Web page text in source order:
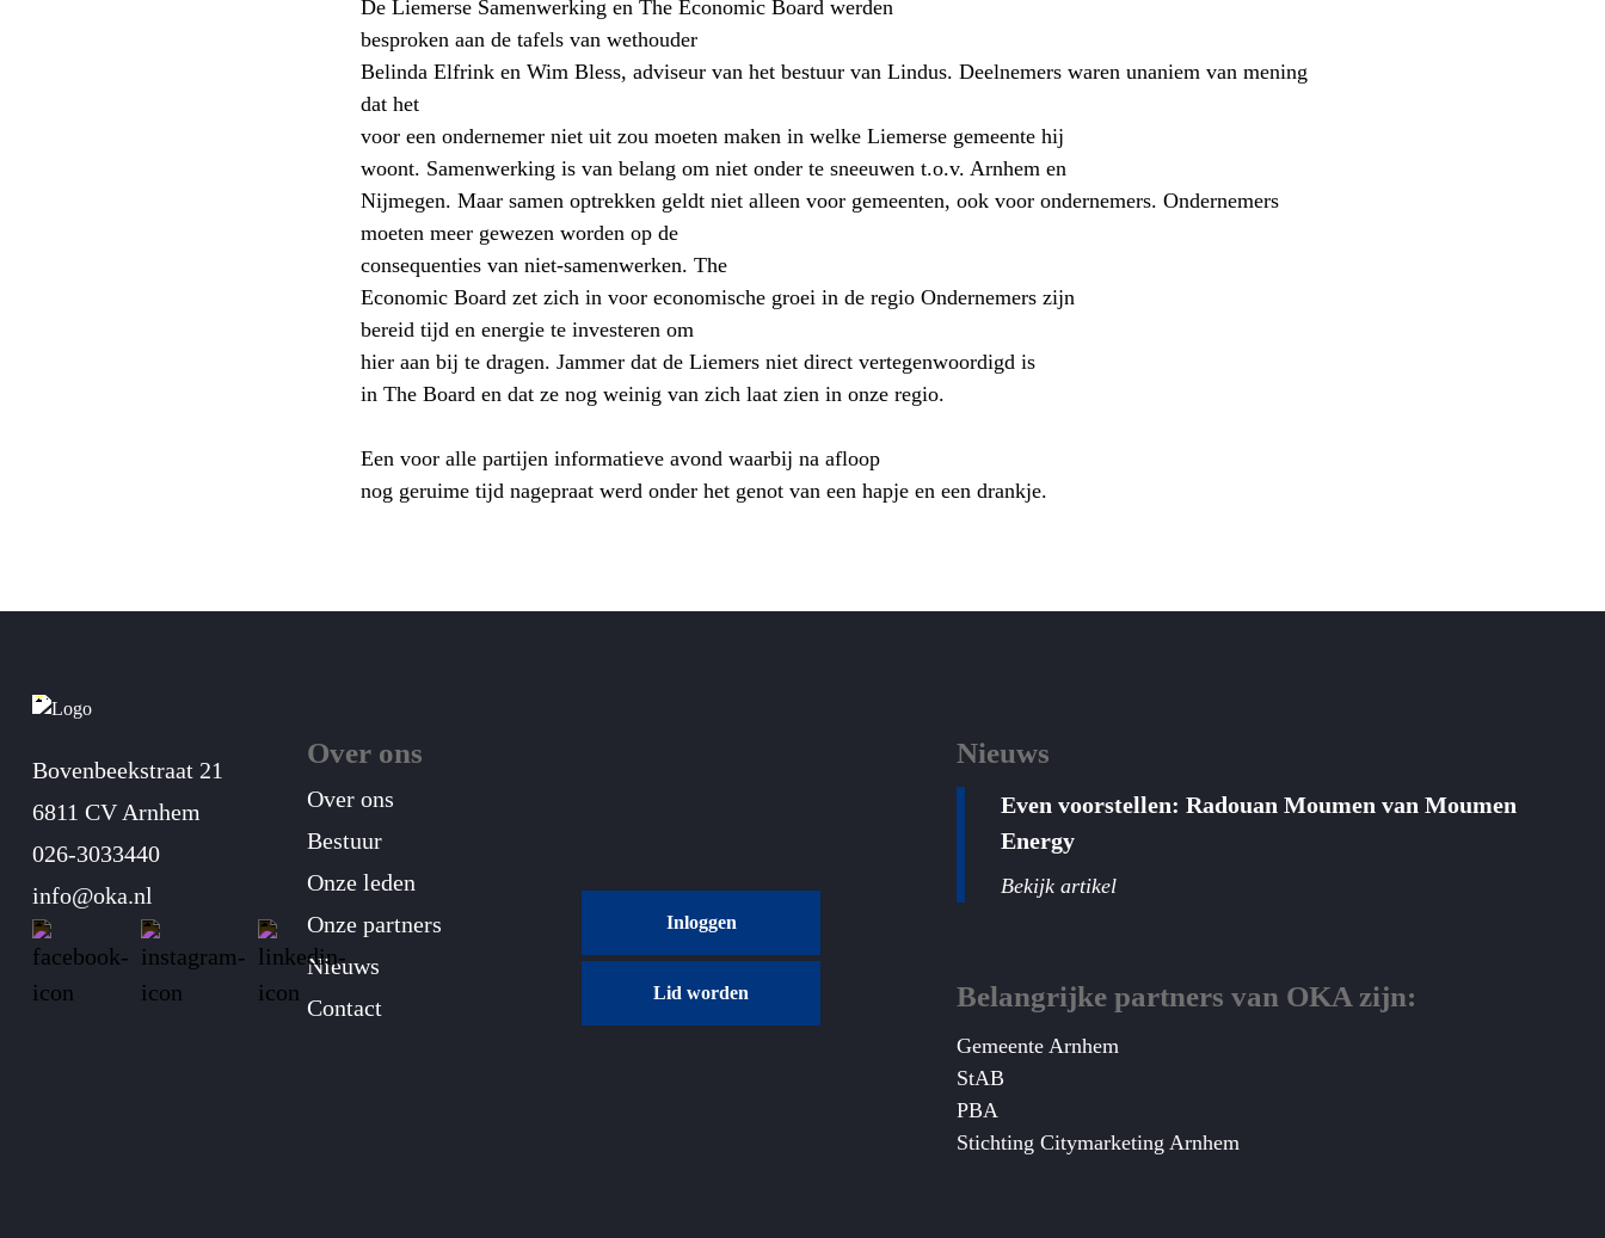
De Liemerse Samenwerking en The Economic Board werden
besproken aan de tafels van wethouder
Belinda Elfrink en Wim Bless, adviseur van het bestuur van Lindus. Deelnemers waren unaniem van mening
dat het
voor een ondernemer niet uit zou moeten maken in welke Liemerse gemeente hij
woont. Samenwerking is van belang om niet onder te sneeuwen t.o.v. Arnhem en
Nijmegen. Maar samen optrekken geldt niet alleen voor gemeenten, ook voor ondernemers. Ondernemers
moeten meer gewezen worden op de
consequenties van niet-samenwerken. The
Economic Board zet zich in voor economische groei in de regio Ondernemers zijn
bereid tijd en energie te investeren om
hier aan bij te dragen. Jammer dat de Liemers niet direct vertegenwoordigd is
in The Board en dat ze nog weinig van zich laat zien in onze regio.
Een voor alle partijen informatieve avond waarbij na afloop
nog geruime tijd nagepraat werd onder het genot van een hapje en een drankje.
Bovenbeekstraat 21
6811 CV Arnhem
026-3033440
info@oka.nl
Over ons
Over ons
Bestuur
Onze leden
Onze partners
Nieuws
Contact
Inloggen
Lid worden
Nieuws
Even voorstellen: Radouan Moumen van Moumen
Energy
Bekijk artikel
Belangrijke partners van OKA zijn:
Gemeente Arnhem
StAB
PBA
Stichting Citymarketing Arnhem